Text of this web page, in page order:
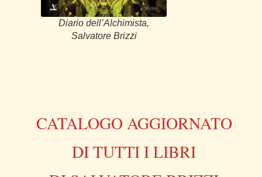
Diario dell’Alchimista,
Salvatore Brizzi
CATALOGO AGGIORNATO
DI TUTTI I LIBRI